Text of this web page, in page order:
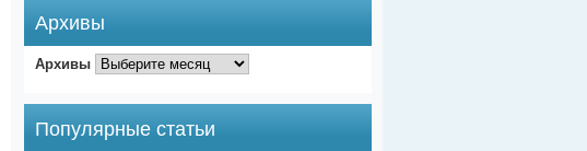
Архивы
Архивы
Популярные статьи